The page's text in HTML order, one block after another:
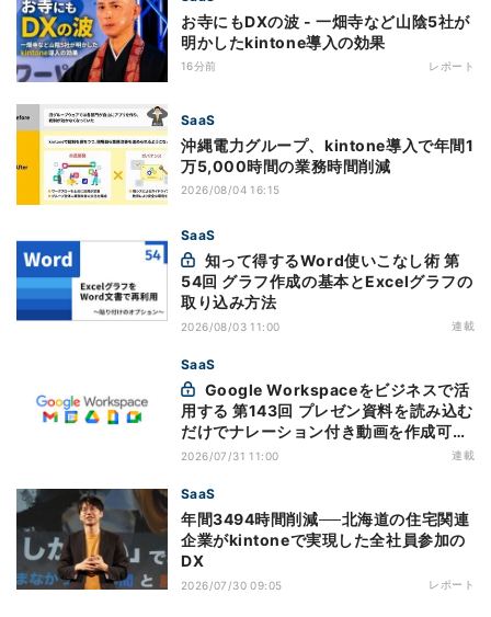
お寺にもDXの波 - 一畑寺など山陰5社が
明かしたkintone導入の効果
16分前 レポート
SaaS
沖縄電力グループ、kintone導入で年間1
万5,000時間の業務時間削減
2026/08/04 16:15
SaaS
54回 グラフ作成の基本とExcelグラフの
取り込み方法
2026/08/03 11:00 連載
SaaS
用する 第143回 プレゼン資料を読み込む
だけでナレーション付き動画を作成可能
になった「Google Vids」
2026/07/31 11:00 連載
SaaS
年間3494時間削減──北海道の住宅関連
企業がkintoneで実現した全社員参加の
DX
2026/07/30 09:05 レポート